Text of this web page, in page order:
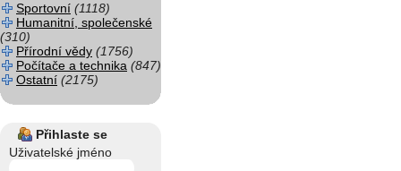
Sportovní (1118)
Humanitní, společenské
(310)
Přírodní vědy (1756)
Počítače a technika (847)
Ostatní (2175)
Přihlaste se
Uživatelské jméno